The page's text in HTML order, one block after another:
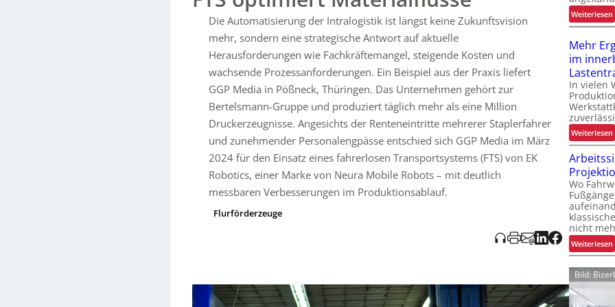
Inbetriebnahme laufen die Transportprozesse stabiler und effizienter, was intern positiv
aufgenommen wurde, auch von ehemaligen Staplerfahrern. Dieses Projekt verdeutlicht,
wie automatisierte Intralogistik stabile und effiziente Prozesse in bestehenden
Produktionsumgebungen fördern kann.
Die Automatisierung der Intralogistik ist längst keine Zukunftsvision
mehr, sondern eine strategische Antwort auf aktuelle
Herausforderungen wie Fachkräftemangel, steigende Kosten und
wachsende Prozessanforderungen. Ein Beispiel aus der Praxis liefert
GGP Media in Pößneck, Thüringen. Das Unternehmen gehört zur
Bertelsmann-Gruppe und produziert täglich mehr als eine Million
Druckerzeugnisse. Angesichts der Renteneintritte mehrerer Staplerfahrer
und zunehmender Personalengpässe entschied sich GGP Media im März
2024 für den Einsatz eines fahrerlosen Transportsystems (FTS) von EK
Robotics, einer Marke von Neura Mobile Robots – mit deutlich
messbaren Verbesserungen im Produktionsablauf.
Flurförderzeuge
i
t
s
i
c
r
t
u
r
l
s
s
i
g
t
Weiterlesen:
t
r
i
t
z
l
t
S
c
h
Mehr
im
In vielen
Weiterlesen:
r
r
g
o
n
Wo
nicht
Weiterlesen:
r
Bild: